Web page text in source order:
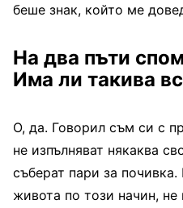
беше знак, който ме
На два пъти
Има ли такива
О, да. Говорил съм си с
не изпълняват някаква
съберат пари за
живота по този начин,